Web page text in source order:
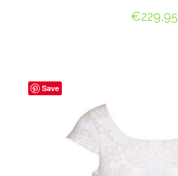
€229,95
Save